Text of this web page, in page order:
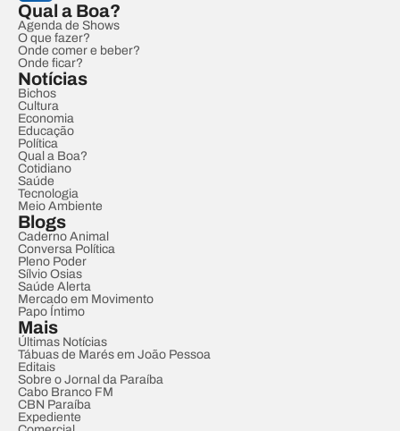
Qual a Boa?
Agenda de Shows
O que fazer?
Onde comer e beber?
Onde ficar?
Notícias
Bichos
Cultura
Economia
Educação
Política
Qual a Boa?
Cotidiano
Saúde
Tecnologia
Meio Ambiente
Blogs
Caderno Animal
Conversa Política
Pleno Poder
Sílvio Osias
Saúde Alerta
Mercado em Movimento
Papo Íntimo
Mais
Últimas Notícias
Tábuas de Marés em João Pessoa
Editais
Sobre o Jornal da Paraíba
Cabo Branco FM
CBN Paraíba
Expediente